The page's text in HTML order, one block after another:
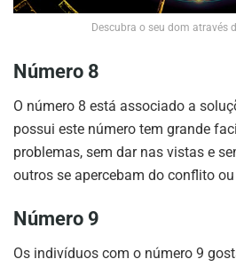
Descubra o seu dom através
Número 8
O número 8 está associado a
possui este número tem grande
problemas, sem dar nas vistas e
outros se apercebam do conflito
Número 9
Os indivíduos com o número 9